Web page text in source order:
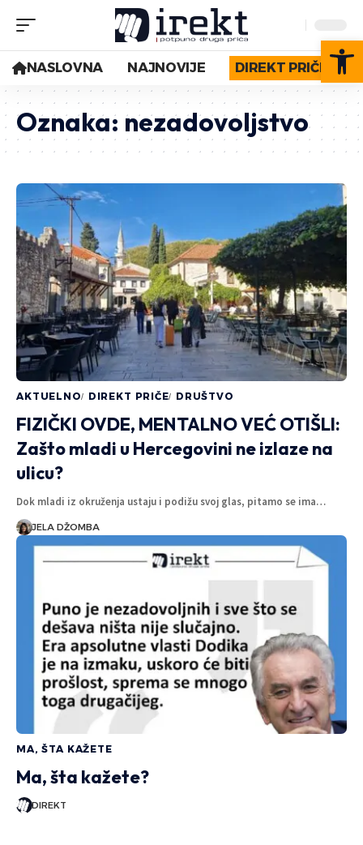
NASLOVNA NAJNOVIJE DIREKT PRIČE
Oznaka: nezadovoljstvo
AKTUELNO DIREKT PRIČE DRUŠTVO
FIZIČKI OVDE, MENTALNO VEĆ OTIŠLI:
Zašto mladi u Hercegovini ne izlaze na
ulicu?
Dok mladi iz okruženja ustaju i podižu svoj glas, pitamo se ima…
JELA DŽOMBA
MA, ŠTA KAŽETE
Ma, šta kažete?
DIREKT